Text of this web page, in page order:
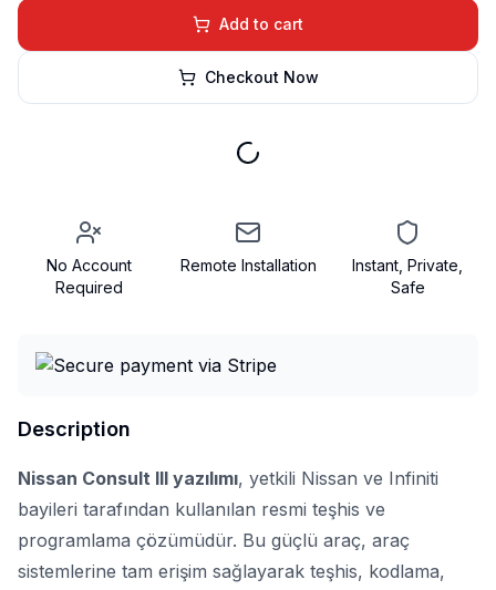
Add to cart
Checkout Now
No Account
Required
Remote Installation
Instant, Private,
Safe
Description
Nissan Consult III yazılımı, yetkili Nissan ve Infiniti
bayileri tarafından kullanılan resmi teşhis ve
programlama çözümüdür. Bu güçlü araç, araç
sistemlerine tam erişim sağlayarak teşhis, kodlama,